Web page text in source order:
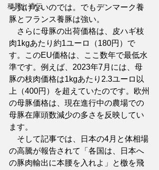
種豚と遺伝
ら負けないのでは。でもデンマーク養
豚とフランス養豚は強い。
さらに母豚の出荷価格は、皮ハギ枝
肉1kgあたり約1ユーロ（180円）で
す。このEU価格は、ここ数年で最低水
準です。例えば、2023年7月には、母
豚の枝肉価格は1kgあたり2.3ユーロ以
上（400円）を超えていたのです。欧州
の母豚価格は、現在進行中の農場での
母豚在庫頭数減少の多さを反映してい
ます。
そして記事では、日本の4月と体相場
の高騰が報告されて「各国は、日本へ
の豚肉輸出に本腰を入れよ」と檄を飛